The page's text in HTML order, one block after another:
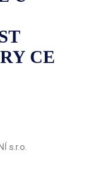
CE
s.r.o.